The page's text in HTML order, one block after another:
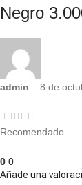
Negro
admin – 8 de
Recomendado
0 0
Añade una